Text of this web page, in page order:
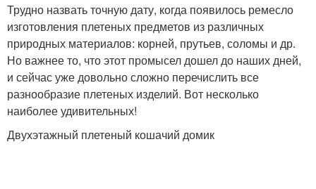
Трудно назвать точную дату, когда появилось ремесло
изготовления плетеных предметов из различных
природных материалов: корней, прутьев, соломы и др.
Но важнее то, что этот промысел дошел до наших дней,
и сейчас уже довольно сложно перечислить все
разнообразие плетеных изделий. Вот несколько
наиболее удивительных!
Двухэтажный плетеный кошачий домик